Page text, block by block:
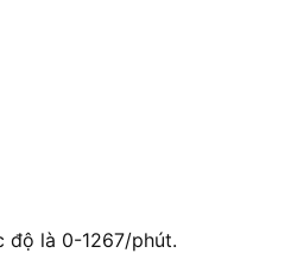
độ là 0-1267/phút.